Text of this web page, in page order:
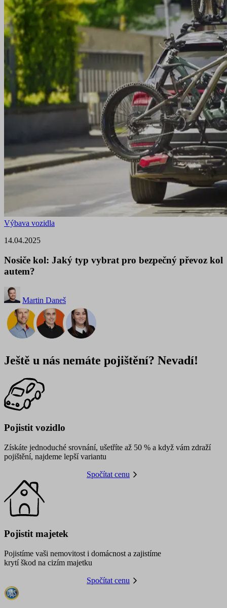
Výbava vozidla
14.04.2025
Nosiče kol: Jaký typ vybrat pro bezpečný převoz kol
autem?
Martin Daneš
Ještě u nás nemáte pojištění? Nevadí!
Pojistit vozidlo
Získáte jednoduché srovnání, ušetříte až 50 % a když vám zdraží
pojištění, najdeme lepší variantu
Spočítat cenu
Pojistit majetek
Pojistíme vaši nemovitost i domácnost a zajistíme
krytí škod na cizím majetku
Spočítat cenu